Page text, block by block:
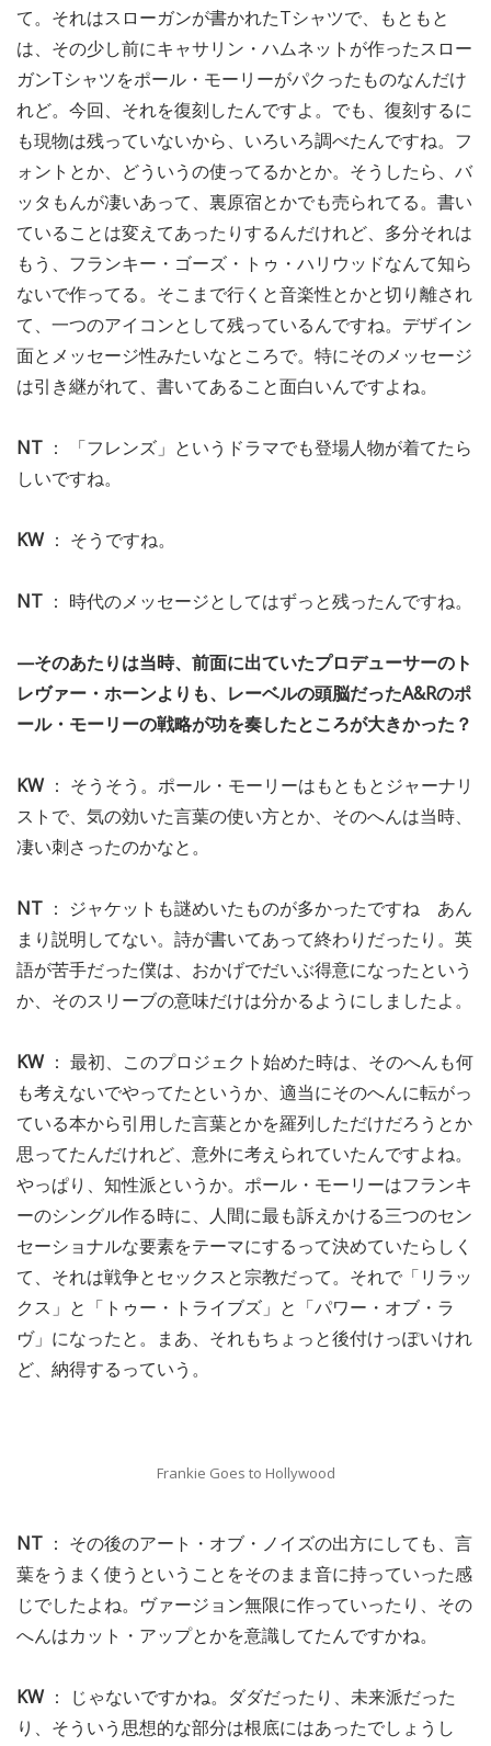
て。それはスローガンが書かれたTシャツで、もともと
は、その少し前にキャサリン・ハムネットが作ったスロー
ガンTシャツをポール・モーリーがパクったものなんだけ
れど。今回、それを復刻したんですよ。でも、復刻するに
も現物は残っていないから、いろいろ調べたんですね。フ
ォントとか、どういうの使ってるかとか。そうしたら、バ
ッタもんが凄いあって、裏原宿とかでも売られてる。書い
ていることは変えてあったりするんだけれど、多分それは
もう、フランキー・ゴーズ・トゥ・ハリウッドなんて知ら
ないで作ってる。そこまで行くと音楽性とかと切り離され
て、一つのアイコンとして残っているんですね。デザイン
面とメッセージ性みたいなところで。特にそのメッセージ
は引き継がれて、書いてあること面白いんですよね。
NT ： 「フレンズ」というドラマでも登場人物が着てたら
しいですね。
KW： そうですね。
NT ： 時代のメッセージとしてはずっと残ったんですね。
—そのあたりは当時、前面に出ていたプロデューサーのト
レヴァー・ホーンよりも、レーベルの頭脳だったA&Rのポ
ール・モーリーの戦略が功を奏したところが大きかった？
KW： そうそう。ポール・モーリーはもともとジャーナリ
ストで、気の効いた言葉の使い方とか、そのへんは当時、
凄い刺さったのかなと。
NT ： ジャケットも謎めいたものが多かったですね あん
まり説明してない。詩が書いてあって終わりだったり。英
語が苦手だった僕は、おかげでだいぶ得意になったという
か、そのスリーブの意味だけは分かるようにしましたよ。
KW： 最初、このプロジェクト始めた時は、そのへんも何
も考えないでやってたというか、適当にそのへんに転がっ
ている本から引用した言葉とかを羅列しただけだろうとか
思ってたんだけれど、意外に考えられていたんですよね。
やっぱり、知性派というか。ポール・モーリーはフランキ
ーのシングル作る時に、人間に最も訴えかける三つのセン
セーショナルな要素をテーマにするって決めていたらしく
て、それは戦争とセックスと宗教だって。それで「リラッ
クス」と「トゥー・トライブズ」と「パワー・オブ・ラ
ヴ」になったと。まあ、それもちょっと後付けっぽいけれ
ど、納得するっていう。
Frankie Goes to Hollywood
NT ： その後のアート・オブ・ノイズの出方にしても、言
葉をうまく使うということをそのまま音に持っていった感
じでしたよね。ヴァージョン無限に作っていったり、その
へんはカット・アップとかを意識してたんですかね。
KW： じゃないですかね。ダダだったり、未来派だった
り、そういう思想的な部分は根底にはあったでしょうし